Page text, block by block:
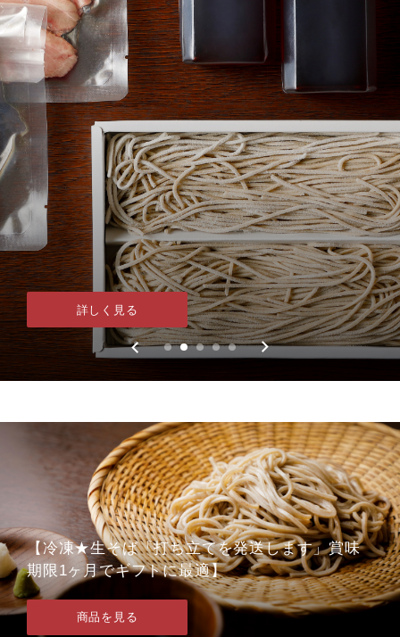
詳しく見る
詳しく見る
詳しく見る
【冷凍★生そば「打ち立てを発送します」賞味
期限1ヶ月でギフトに最適】
商品を見る